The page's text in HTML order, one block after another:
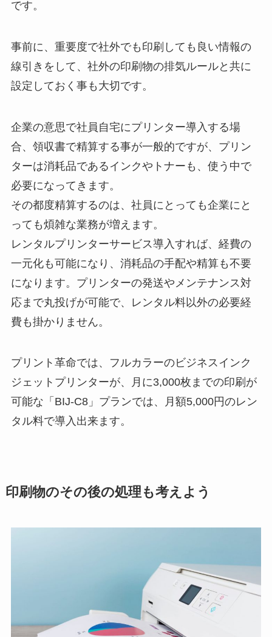
です。
事前に、重要度で社外でも印刷しても良い情報の
線引きをして、社外の印刷物の排気ルールと共に
設定しておく事も大切です。
企業の意思で社員自宅にプリンター導入する場
合、領収書で精算する事が一般的ですが、プリン
ターは消耗品であるインクやトナーも、使う中で
必要になってきます。
その都度精算するのは、社員にとっても企業にと
っても煩雑な業務が増えます。
レンタルプリンターサービス導入すれば、経費の
一元化も可能になり、消耗品の手配や精算も不要
になります。プリンターの発送やメンテナンス対
応まで丸投げが可能で、レンタル料以外の必要経
費も掛かりません。
プリント革命では、フルカラーのビジネスインク
ジェットプリンターが、月に3,000枚までの印刷が
可能な「BIJ-C8」プランでは、月額5,000円のレン
タル料で導入出来ます。
印刷物のその後の処理も考えよう